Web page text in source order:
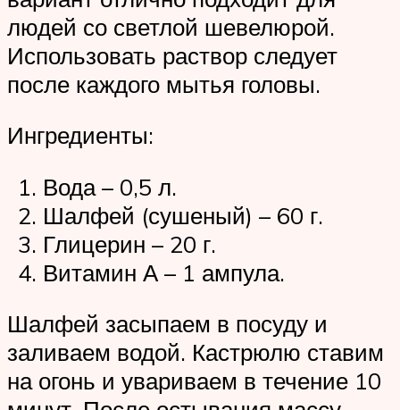
людей со светлой шевелюрой.
Использовать раствор следует
после каждого мытья головы.
Ингредиенты:
Вода – 0,5 л.
Шалфей (сушеный) – 60 г.
Глицерин – 20 г.
Витамин А – 1 ампула.
Шалфей засыпаем в посуду и
заливаем водой. Кастрюлю ставим
на огонь и увариваем в течение 10